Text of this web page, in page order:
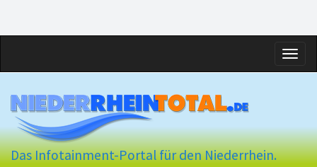
Das Infotainment-Portal für den Niederrhein.